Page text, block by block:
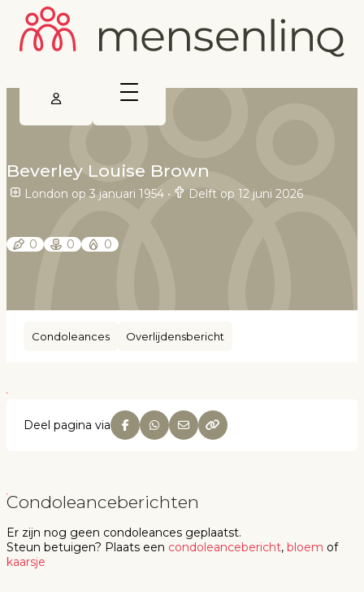
Beverley Louise Brown
London op 3 januari 1954 • Delft op 12 juni 2026
0 0 0
Condoleances Overlijdensbericht
Deel pagina via
Condoleanceberichten
Er zijn nog geen condoleances geplaatst.
Steun betuigen? Plaats een condoleancebericht, bloem of
kaarsje